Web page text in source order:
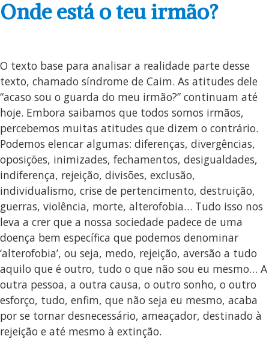
Onde está o teu irmão?
O texto base para analisar a realidade parte desse
texto, chamado síndrome de Caim. As atitudes dele
“acaso sou o guarda do meu irmão?” continuam até
hoje. Embora saibamos que todos somos irmãos,
percebemos muitas atitudes que dizem o contrário.
Podemos elencar algumas: diferenças, divergências,
oposições, inimizades, fechamentos, desigualdades,
indiferença, rejeição, divisões, exclusão,
individualismo, crise de pertencimento, destruição,
guerras, violência, morte, alterofobia… Tudo isso nos
leva a crer que a nossa sociedade padece de uma
doença bem específica que podemos denominar
‘alterofobia’, ou seja, medo, rejeição, aversão a tudo
aquilo que é outro, tudo o que não sou eu mesmo… A
outra pessoa, a outra causa, o outro sonho, o outro
esforço, tudo, enfim, que não seja eu mesmo, acaba
por se tornar desnecessário, ameaçador, destinado à
rejeição e até mesmo à extinção.